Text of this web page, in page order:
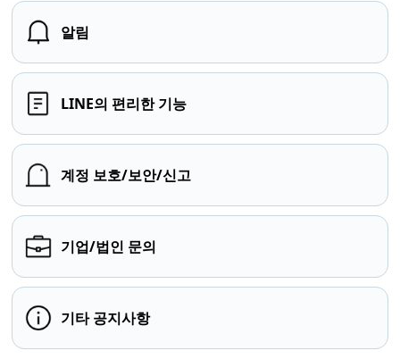
알림
LINE의 편리한 기능
계정 보호/보안/신고
기업/법인 문의
기타 공지사항